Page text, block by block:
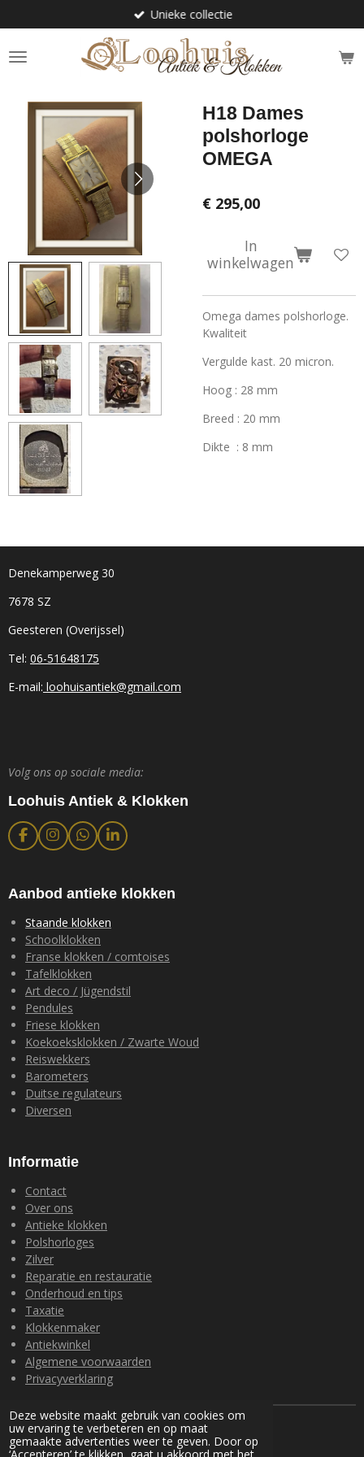
Deze website maakt gebruik van cookies om
uw ervaring te verbeteren en op maat
gemaakte advertenties weer te geven. Door op
direct
naar
de
Unieke collectie
H18 Dames
polshorloge
OMEGA
€ 295,00
In
winkelwagen
Omega dames polshorloge.
Kwaliteit
Vergulde kast. 20 micron.
Hoog : 28 mm
Breed : 20 mm
Dikte : 8 mm
Denekamperweg 30
7678 SZ
Geesteren (Overijssel)
Tel: 06-51648175
E-mail: loohuisantiek@gmail.com
Volg ons op sociale media:
Loohuis Antiek & Klokken
F
a
b
o
k
I
n
a
r
a
m
W
h
s
p
p
L
i
e
Aanbod antieke klokken
Staande klokken
Schoolklokken
Franse klokken / comtoises
Tafelklokken
Art deco / Jügendstil
Pendules
Friese klokken
Koekoeksklokken / Zwarte Woud
Reiswekkers
Barometers
Duitse regulateurs
Diversen
Informatie
Contact
Over ons
Antieke klokken
Polshorloges
Zilver
Reparatie en restauratie
Onderhoud en tips
Taxatie
Klokkenmaker
Antiekwinkel
Algemene voorwaarden
Privacyverklaring
© 2024 Loohuis Antiek en Klokken
Powered byJouwWeb